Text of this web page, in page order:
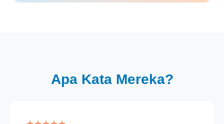
Apa Kata Mereka?